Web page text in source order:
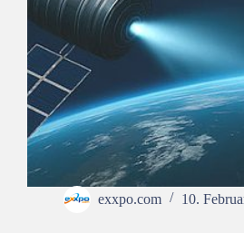
exxpo.com 10.